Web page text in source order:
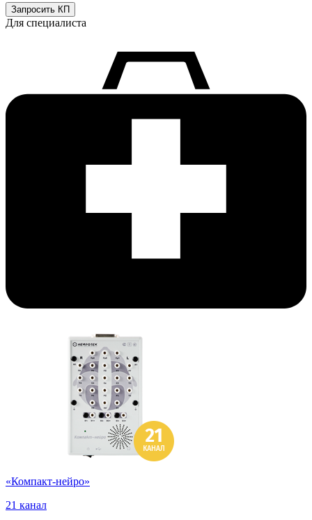
Запросить КП
Для специалиста
«Компакт-нейро»
21 канал